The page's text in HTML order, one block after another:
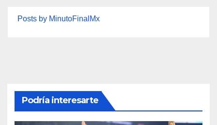
Posts by MinutoFinalMx
Podría interesarte